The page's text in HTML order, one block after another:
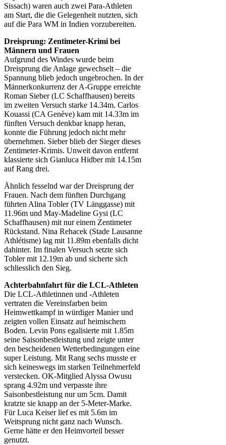
Sissach) waren auch zwei Para-Athleten
am Start, die die Gelegenheit nutzten, sich
auf die Para WM in Indien vorzubereiten.
Dreisprung: Zentimeter-Krimi bei
Männern und Frauen
Aufgrund des Windes wurde beim
Dreisprung die Anlage gewechselt – die
Spannung blieb jedoch ungebrochen. In der
Männerkonkurrenz der A-Gruppe erreichte
Roman Sieber (LC Schaffhausen) bereits
im zweiten Versuch starke 14.34m. Carlos
Kouassi (CA Genève) kam mit 14.33m im
fünften Versuch denkbar knapp heran,
konnte die Führung jedoch nicht mehr
übernehmen. Sieber blieb der Sieger dieses
Zentimeter-Krimis. Unweit davon entfernt
klassierte sich Gianluca Hidber mit 14.15m
auf Rang drei.
Ähnlich fesselnd war der Dreisprung der
Frauen. Nach dem fünften Durchgang
führten Alina Tobler (TV Länggasse) mit
11.96m und May-Madeline Gysi (LC
Schaffhausen) mit nur einem Zentimeter
Rückstand. Nina Rehacek (Stade Lausanne
Athlétisme) lag mit 11.89m ebenfalls dicht
dahinter. Im finalen Versuch setzte sich
Tobler mit 12.19m ab und sicherte sich
schliesslich den Sieg.
Achterbahnfahrt für die LCL-Athleten
Die LCL-Athletinnen und -Athleten
vertraten die Vereinsfarben beim
Heimwettkampf in würdiger Manier und
zeigten vollen Einsatz auf heimischem
Boden. Levin Pons egalisierte mit 1.85m
seine Saisonbestleistung und zeigte unter
den bescheidenen Wetterbedingungen eine
super Leistung. Mit Rang sechs musste er
sich keineswegs im starken Teilnehmerfeld
verstecken. OK-Mitglied Alyssa Owusu
sprang 4.92m und verpasste ihre
Saisonbestleistung nur um 5cm. Damit
kratzte sie knapp an der 5-Meter-Marke.
Für Luca Keiser lief es mit 5.6m im
Weitsprung nicht ganz nach Wunsch.
Gerne hätte er den Heimvorteil besser
genutzt.